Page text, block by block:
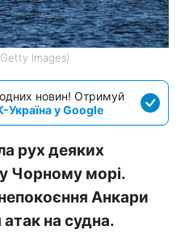
Images)
новин! Отримуй
Україна у Google
рух деяких
Чорному морі.
Анкари
на судна.